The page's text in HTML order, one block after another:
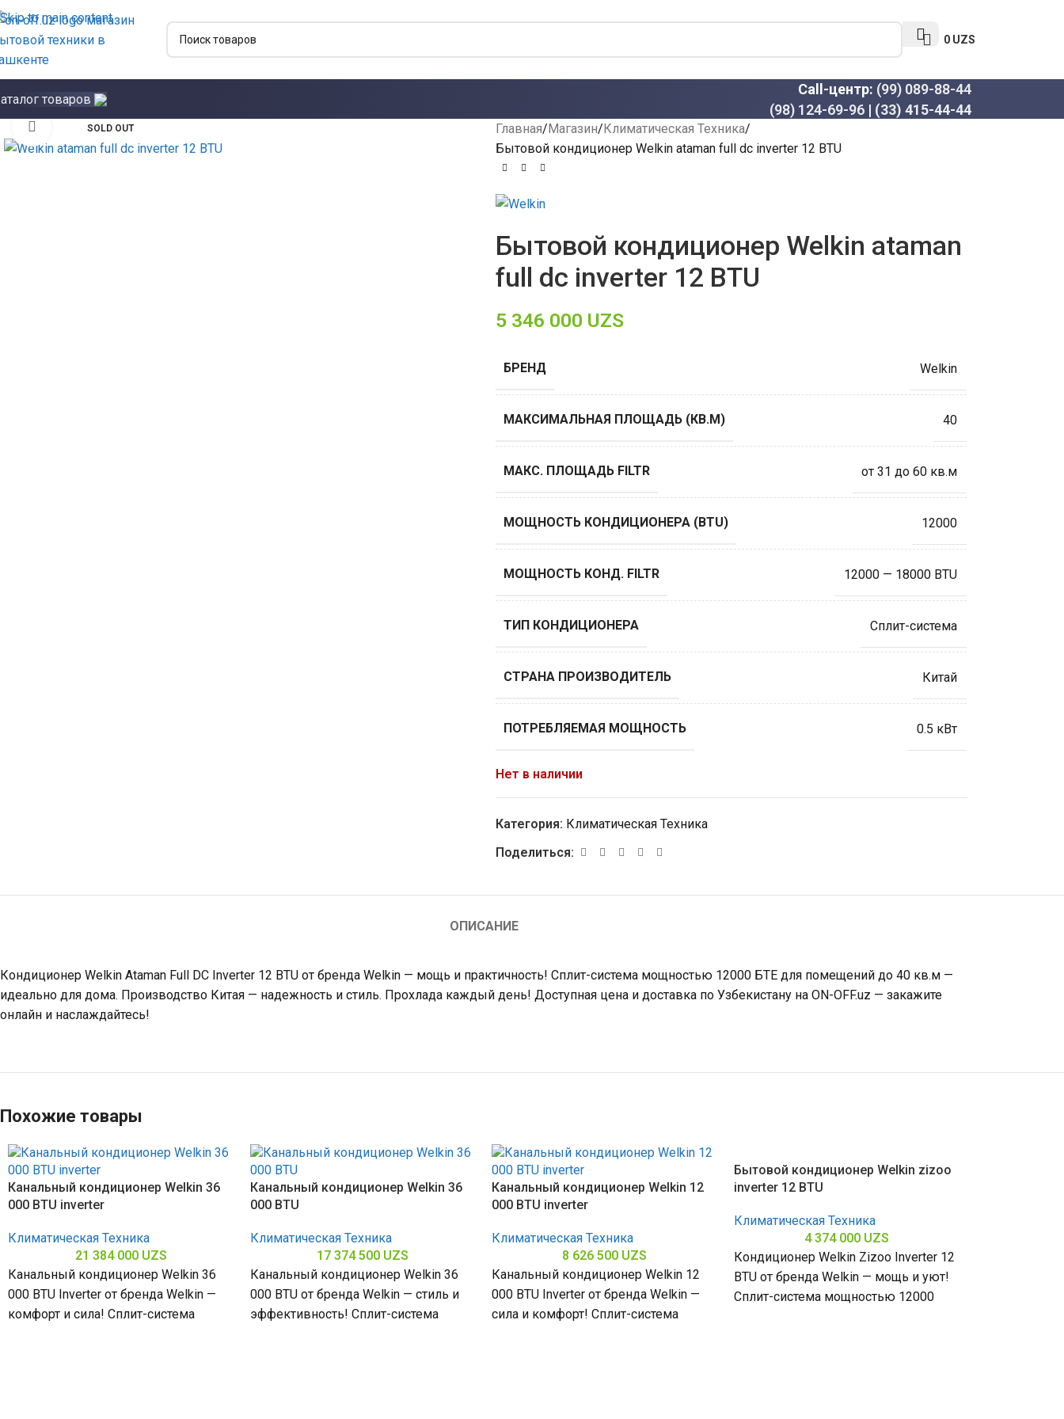
Skip to main content
0 UZS
товаров
Call-центр: (99) 089-88-44
(98) 124-69-96 | (33) 415-44-44
SOLD OUT
Click to enlarge Главная Магазин Климатическая Техника
Бытовой кондиционер Welkin ataman full dc inverter 12 BTU
Бытовой кондиционер Welkin ataman
full dc inverter 12 BTU
5 346 000 UZS
БРЕНД Welkin
МАКСИМАЛЬНАЯ ПЛОЩАДЬ (КВ.М) 40
МАКС. ПЛОЩАДЬ FILTR от 31 до 60 кв.м
МОЩНОСТЬ КОНДИЦИОНЕРА (BTU) 12000
МОЩНОСТЬ КОНД. FILTR 12000 — 18000 BTU
ТИП КОНДИЦИОНЕРА Сплит-система
СТРАНА ПРОИЗВОДИТЕЛЬ Китай
ПОТРЕБЛЯЕМАЯ МОЩНОСТЬ 0.5 кВт
Нет в наличии
Категория: Климатическая Техника
Поделиться:
ОПИСАНИЕ
Кондиционер Welkin Ataman Full DC Inverter 12 BTU от бренда Welkin — мощь и практичность! Сплит-система мощностью 12000 БТЕ для помещений до 40 кв.м —
идеально для дома. Производство Китая — надежность и стиль. Прохлада каждый день! Доступная цена и доставка по Узбекистану на ON-OFF.uz — закажите
онлайн и наслаждайтесь!
Похожие товары
Канальный кондиционер Welkin 36
000 BTU inverter
Климатическая Техника
21 384 000 UZS
Канальный кондиционер Welkin 36
000 BTU Inverter от бренда Welkin —
комфорт и сила! Сплит-система
Канальный кондиционер Welkin 36
000 BTU
Климатическая Техника
17 374 500 UZS
Канальный кондиционер Welkin 36
000 BTU от бренда Welkin — стиль и
эффективность! Сплит-система
Канальный кондиционер Welkin 12
000 BTU inverter
Климатическая Техника
8 626 500 UZS
Канальный кондиционер Welkin 12
000 BTU Inverter от бренда Welkin —
сила и комфорт! Сплит-система
Бытовой кондиционер Welkin zizoo
inverter 12 BTU
Климатическая Техника
4 374 000 UZS
Кондиционер Welkin Zizoo Inverter 12
BTU от бренда Welkin — мощь и уют!
Сплит-система мощностью 12000